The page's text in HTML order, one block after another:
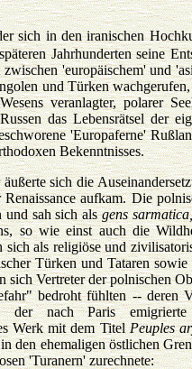
sich in den iranischen
Jahrhunderten seine
'europäischem' und
und Türken
veranlagter, polarer
Russen das Lebensrätsel der
'Europaferne'
Bekenntnisses.
sich die
aufkam. Die
und sah sich alsgens
so wie einst auch die
sich als religiöse und
Türken und Tataren
sich Vertreter der polnischen
bedroht fühlten -- deren
der nach Paris
Werk mit dem TitelPeuples
den ehemaligen östlichen
'Turanern' zurechnete: